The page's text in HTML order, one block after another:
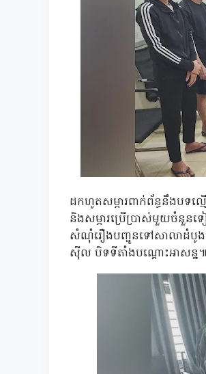
ដកហូតសម្ភារពាក់ព័ន្ធនឹងបទល្
និងសម្ភារប្រើប្រាស់មួយចំនួនទ
សំណុំរឿងបញ្ជូនទៅសាលាដំបូងខេ
ស៊ីល បិទទីតាំងបណ្ដោះអាសន្ន៕